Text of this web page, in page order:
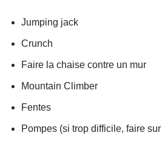
Jumping jack
Crunch
Faire la chaise contre un mur
Mountain Climber
Fentes
Pompes (si trop difficile, faire